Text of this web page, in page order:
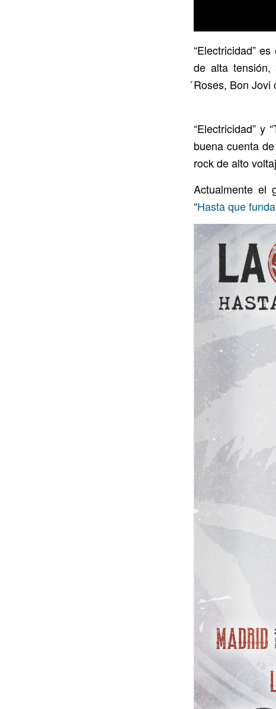
“Electricidad”
de alta tensión,
́Roses, Bon Jovi
“Electricidad” y
buena cuenta
rock de alto
Actualmente el
“Hasta que